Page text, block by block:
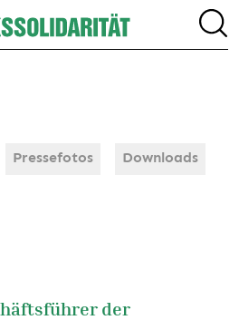
Pressefotos Downloads
der